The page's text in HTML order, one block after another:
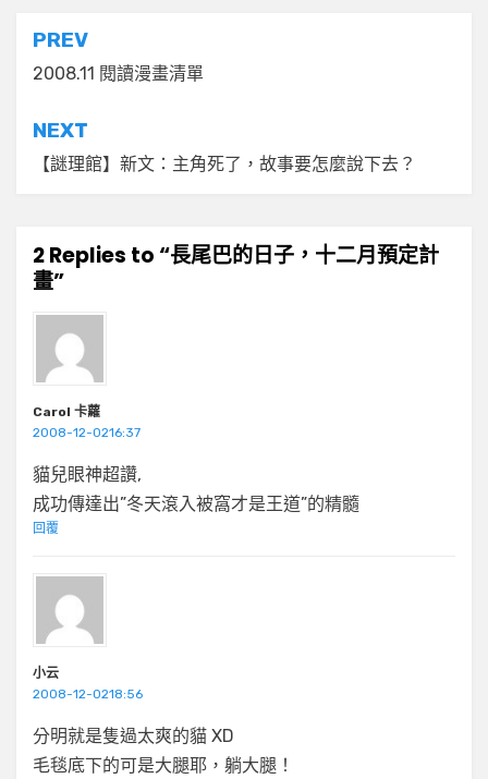
文
章
導
覽
PREV
2008.11 閱讀漫畫清單
NEXT
【謎理館】新文：主角死了，故事要怎麼說下去？
2 Replies to “長尾巴的日子，十二月預定計
畫”
Carol 卡蘿
2008-12-0216:37
貓兒眼神超讚,
成功傳達出”冬天滾入被窩才是王道”的精髓
回覆
小云
2008-12-0218:56
分明就是隻過太爽的貓 XD
毛毯底下的可是大腿耶，躺大腿！